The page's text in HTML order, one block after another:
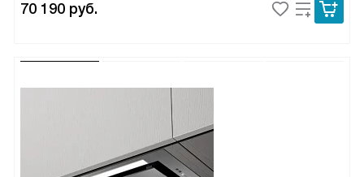
70 190 руб.